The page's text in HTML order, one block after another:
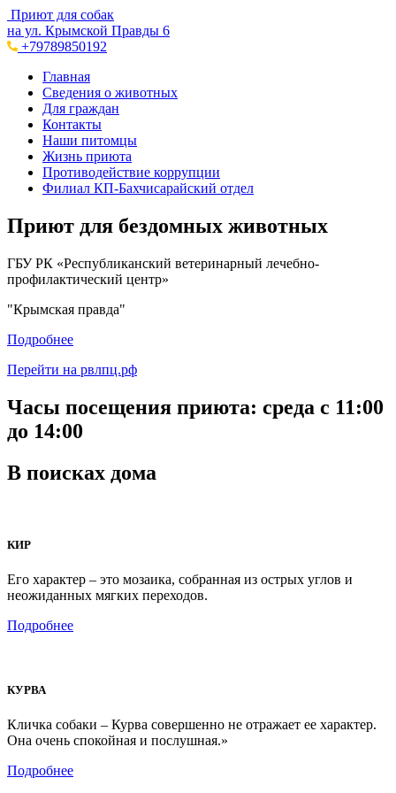
Приют для собак
на ул. Крымской Правды 6
+79789850192
Главная
Сведения о животных
Для граждан
Контакты
Наши питомцы
Жизнь приюта
Противодействие коррупции
Филиал КП-Бахчисарайский отдел
Приют для бездомных животных
ГБУ РК «Республиканский ветеринарный лечебно-
профилактический центр»
"Крымская правда"
Подробнее
Перейти на рвлпц.рф
Часы посещения приюта: среда с 11:00
до 14:00
В поисках дома
КИР
Его характер – это мозаика, собранная из острых углов и
неожиданных мягких переходов.
Подробнее
КУРВА
Кличка собаки – Курва совершенно не отражает ее характер.
Она очень спокойная и послушная.»
Подробнее